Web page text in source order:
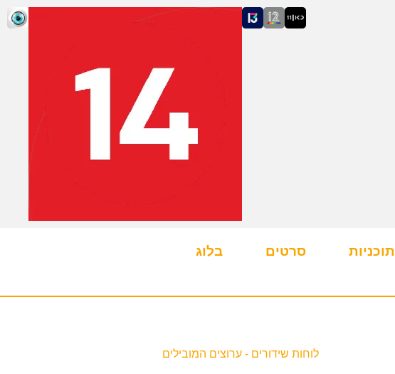
תוכניות סרטים בלוג
לוחות שידורים - ערוצים המובילים